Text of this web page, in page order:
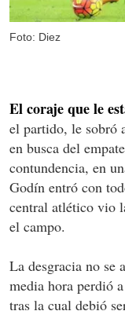
Foto: Diez
El coraje que le
el partido, le sobró
en busca del
contundencia, en
Godín entró con
central atlético vio
el campo.
La desgracia no se
media hora perdió
tras la cual debió